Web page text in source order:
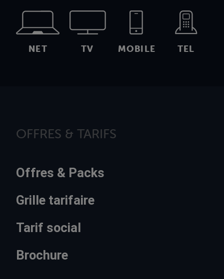
NET TV MOBILE TEL
OFFRES & TARIFS
Offres & Packs
Grille tarifaire
Tarif social
Brochure